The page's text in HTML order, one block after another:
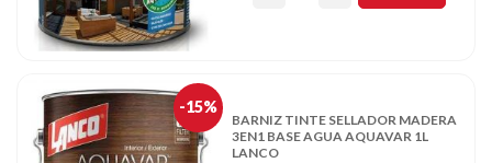
-15%
BARNIZ TINTE SELLADOR MADERA
3EN1 BASE AGUA AQUAVAR 1L
LANCO